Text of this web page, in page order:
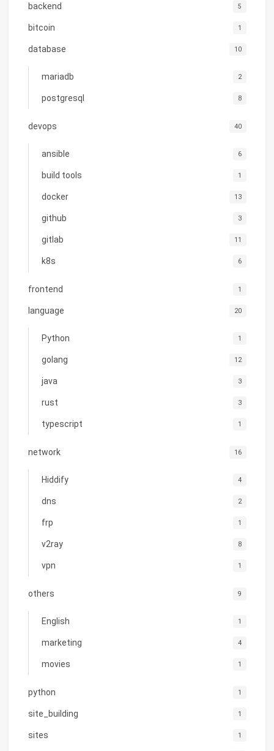
backend 5
bitcoin 1
database 10
mariadb 2
postgresql 8
devops 40
ansible 6
build tools 1
docker 13
github 3
gitlab 11
k8s 6
frontend 1
language 20
Python 1
golang 12
java 3
rust 3
typescript 1
network 16
Hiddify 4
dns 2
frp 1
v2ray 8
vpn 1
others 9
English 1
marketing 4
movies 1
python 1
site_building 1
sites 1